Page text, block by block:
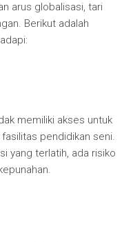
arus globalisasi, tari
Berikut adalah
memiliki akses untuk
pendidikan seni.
yang terlatih, ada risiko